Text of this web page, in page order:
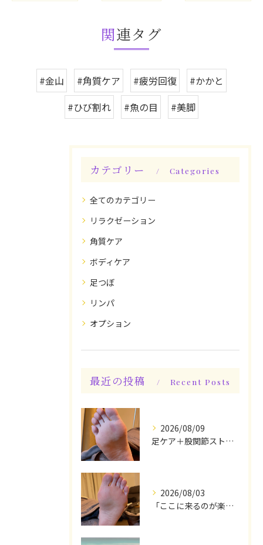
関連タグ
#金山 #角質ケア #疲労回復
#かかと
#ひび割れ
#魚の目 #美脚
カテゴリー Categories
全てのカテゴリー
リラクゼーション
角質ケア
ボディケア
足つぼ
リンパ
オプション
最近の投稿 Recent Posts
2026/08/09
足ケア＋股関節ストレッチ込み身体整えケアでスッキリ♪
2026/08/03
「ここに来るのが楽しみです♪」と、言っていただけます◎